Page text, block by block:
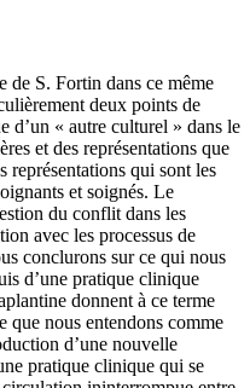
de S. Fortin dans ce même
deux points de
d’un « autre culturel » dans le
et des représentations que
représentations qui sont les
et soignés. Le
du conflit dans les
avec les processus de
conclurons sur ce qui nous
d’une pratique clinique
donnent à ce terme
que nous entendons comme
d’une nouvelle
pratique clinique qui se